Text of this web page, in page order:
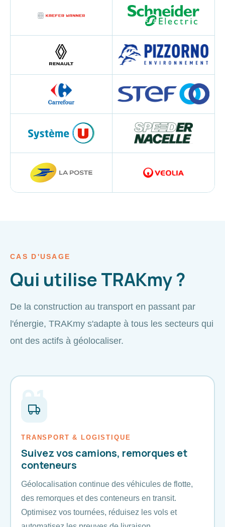
CAS D'USAGE
Qui utilise TRAKmy ?
De la construction au transport en passant par
l'énergie, TRAKmy s'adapte à tous les secteurs qui
ont des actifs à géolocaliser.
01
TRANSPORT & LOGISTIQUE
Suivez vos camions, remorques et
conteneurs
Géolocalisation continue des véhicules de flotte,
des remorques et des conteneurs en transit.
Optimisez vos tournées, réduisez les vols et